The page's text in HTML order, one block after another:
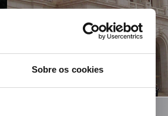
Sobre os cookies